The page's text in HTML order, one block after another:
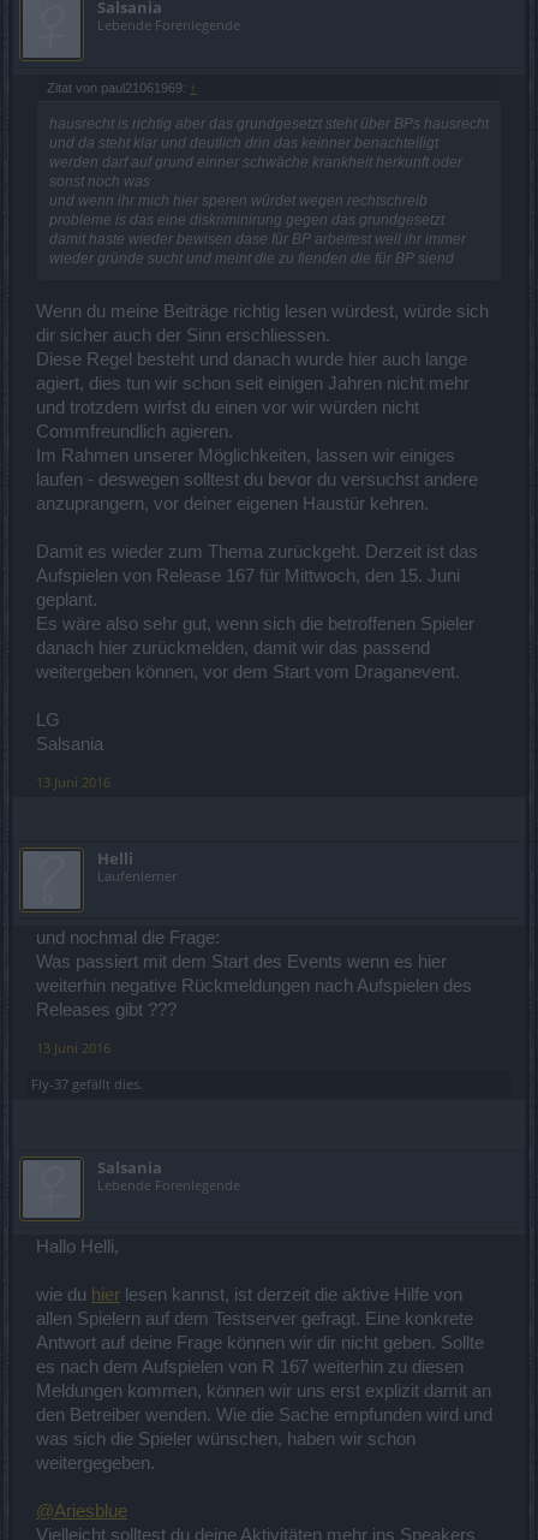
Salsania
Lebende Forenlegende
Zitat von paul21061969: ↑
hausrecht is richtig aber das grundgesetzt steht über BPs hausrecht
und da steht klar und deutlich drin das keinner benachteiligt
werden darf auf grund einner schwäche krankheit herkunft oder
sonst noch was
und wenn ihr mich hier speren würdet wegen rechtschreib
probleme is das eine diskriminirung gegen das grundgesetzt
damit haste wieder bewisen dase für BP arbeitest weil ihr immer
wieder gründe sucht und meint die zu fienden die für BP siend
Wenn du meine Beiträge richtig lesen würdest, würde sich
dir sicher auch der Sinn erschliessen.
Diese Regel besteht und danach wurde hier auch lange
agiert, dies tun wir schon seit einigen Jahren nicht mehr
und trotzdem wirfst du einen vor wir würden nicht
Commfreundlich agieren.
Im Rahmen unserer Möglichkeiten, lassen wir einiges
laufen - deswegen solltest du bevor du versuchst andere
anzuprangern, vor deiner eigenen Haustür kehren.
Damit es wieder zum Thema zurückgeht. Derzeit ist das
Aufspielen von Release 167 für Mittwoch, den 15. Juni
geplant.
Es wäre also sehr gut, wenn sich die betroffenen Spieler
danach hier zurückmelden, damit wir das passend
weitergeben können, vor dem Start vom Draganevent.
LG
Salsania
13 Juni 2016
Helli
Laufenlerner
und nochmal die Frage:
Was passiert mit dem Start des Events wenn es hier
weiterhin negative Rückmeldungen nach Aufspielen des
Releases gibt ???
13 Juni 2016
Fly-37 gefällt dies.
Salsania
Lebende Forenlegende
Hallo Helli,
wie du hier lesen kannst, ist derzeit die aktive Hilfe von
allen Spielern auf dem Testserver gefragt. Eine konkrete
Antwort auf deine Frage können wir dir nicht geben. Sollte
es nach dem Aufspielen von R 167 weiterhin zu diesen
Meldungen kommen, können wir uns erst explizit damit an
den Betreiber wenden. Wie die Sache empfunden wird und
was sich die Spieler wünschen, haben wir schon
weitergegeben.
@Ariesblue
Vielleicht solltest du deine Aktivitäten mehr ins Speakers